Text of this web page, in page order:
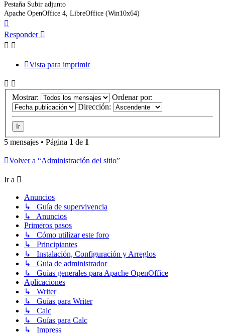
Pestaña Subir adjunto
Apache OpenOffice 4, LibreOffice (Win10x64)
Responder
Vista para imprimir
Mostrar:
Ordenar por:
Dirección:
5 mensajes • Página 1 de 1
Volver a “Administración del sitio”
Ir a
Anuncios
↳ Guía de supervivencia
↳ Anuncios
Primeros pasos
↳ Cómo utilizar este foro
↳ Principiantes
↳ Instalación, Configuración y Arreglos
↳ Guia de administrador
↳ Guías generales para Apache OpenOffice
Aplicaciones
↳ Writer
↳ Guías para Writer
↳ Calc
↳ Guías para Calc
↳ Impress